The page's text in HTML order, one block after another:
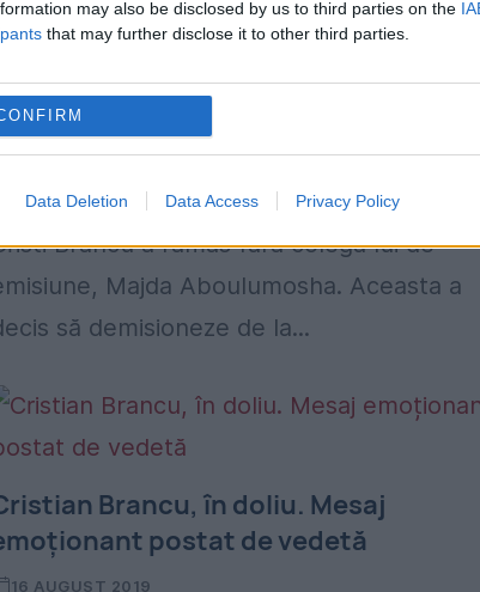
may also be disclosed by us to third parties on the
that may further disclose it to other third parties.
Data Deletion Data Access Privacy Policy
cruntă pentru o televiziune,
8 APRILIE 2020
cruntă pentru Antena 3, în plină
pandemie provocată de noul coronavirus.
Brancu a rămas fără colega lui de
Majda Aboulumosha. Aceasta a
să demisioneze de la...
Brancu, în doliu. Mesaj
postat de vedetă
16 AUGUST 2019